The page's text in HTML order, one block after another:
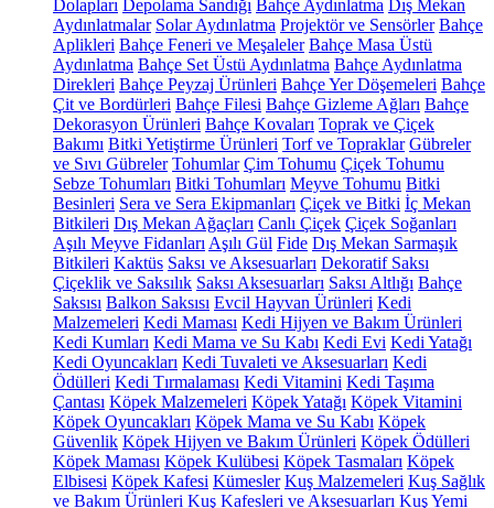
Dolapları Depolama Sandığı Bahçe Aydınlatma Dış Mekan
Aydınlatmalar Solar Aydınlatma Projektör ve Sensörler Bahçe
Aplikleri Bahçe Feneri ve Meşaleler Bahçe Masa Üstü
Aydınlatma Bahçe Set Üstü Aydınlatma Bahçe Aydınlatma
Direkleri Bahçe Peyzaj Ürünleri Bahçe Yer Döşemeleri Bahçe
Çit ve Bordürleri Bahçe Filesi Bahçe Gizleme Ağları Bahçe
Dekorasyon Ürünleri Bahçe Kovaları Toprak ve Çiçek
Bakımı Bitki Yetiştirme Ürünleri Torf ve Topraklar Gübreler
ve Sıvı Gübreler Tohumlar Çim Tohumu Çiçek Tohumu
Sebze Tohumları Bitki Tohumları Meyve Tohumu Bitki
Besinleri Sera ve Sera Ekipmanları Çiçek ve Bitki İç Mekan
Bitkileri Dış Mekan Ağaçları Canlı Çiçek Çiçek Soğanları
Aşılı Meyve Fidanları Aşılı Gül Fide Dış Mekan Sarmaşık
Bitkileri Kaktüs Saksı ve Aksesuarları Dekoratif Saksı
Çiçeklik ve Saksılık Saksı Aksesuarları Saksı Altlığı Bahçe
Saksısı Balkon Saksısı Evcil Hayvan Ürünleri Kedi
Malzemeleri Kedi Maması Kedi Hijyen ve Bakım Ürünleri
Kedi Kumları Kedi Mama ve Su Kabı Kedi Evi Kedi Yatağı
Kedi Oyuncakları Kedi Tuvaleti ve Aksesuarları Kedi
Ödülleri Kedi Tırmalaması Kedi Vitamini Kedi Taşıma
Çantası Köpek Malzemeleri Köpek Yatağı Köpek Vitamini
Köpek Oyuncakları Köpek Mama ve Su Kabı Köpek
Güvenlik Köpek Hijyen ve Bakım Ürünleri Köpek Ödülleri
Köpek Maması Köpek Kulübesi Köpek Tasmaları Köpek
Elbisesi Köpek Kafesi Kümesler Kuş Malzemeleri Kuş Sağlık
ve Bakım Ürünleri Kuş Kafesleri ve Aksesuarları Kuş Yemi